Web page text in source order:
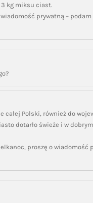
3 kg miksu ciast.
prywatną –
całej Polski, również do
dotarło świeże i w
proszę o